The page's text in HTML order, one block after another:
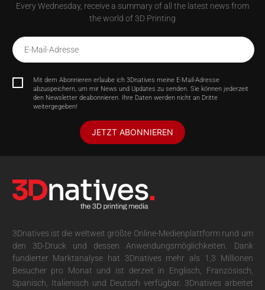
Every Wednesday, receive a summary of all the latest news from
the world of 3D Printing
E-Mail-Adresse
Mit dem Abonnieren erlaube ich 3Dnatives meine E-Mail-Adresse
abzuspeichern, um mir News und Updates zu senden. Sie können jederzeit
den Newsletter deabonnieren. Ihre Daten werden nicht an Dritte
weitergegeben!
JETZT ABONNIEREN
3Dnatives ist die weltweit größte Online-Medienplattform rund um
den 3D-Druck und dessen Anwendungsmöglichkeiten. Dank
fundierter Marktanalyse hat 3Dnatives mehr als 1,3 Millionen
Besucher pro Monat und ist derzeit in Englisch, Französisch,
Spanisch, Italienisch und Deutsch verfügbar. 3Dnatives arbeitet